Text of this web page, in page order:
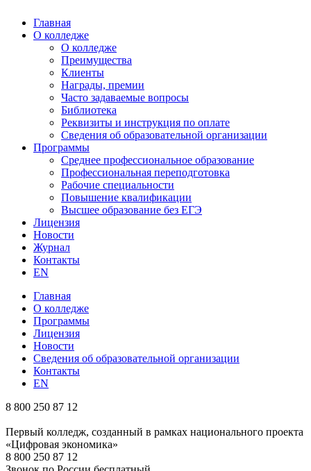
Главная
О колледже
О колледже
Преимущества
Клиенты
Награды, премии
Часто задаваемые вопросы
Библиотека
Реквизиты и инструкция по оплате
Сведения об образовательной организации
Программы
Среднее профессиональное образование
Профессиональная переподготовка
Рабочие специальности
Повышение квалификации
Высшее образование без ЕГЭ
Лицензия
Новости
Журнал
Контакты
EN
Главная
О колледже
Программы
Лицензия
Новости
Сведения об образовательной организации
Контакты
EN
8 800 250 87 12
Первый колледж, созданный в рамках национального проекта
«Цифровая экономика»
8 800 250 87 12